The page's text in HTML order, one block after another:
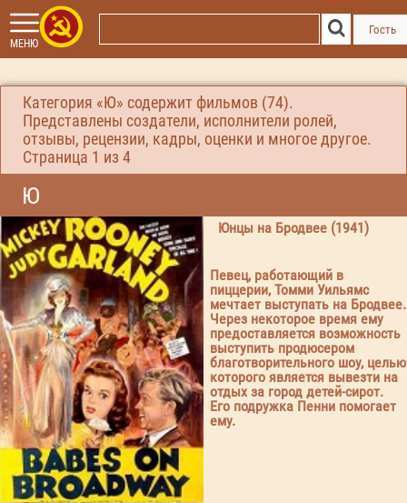
МЕНЮ
Гость
Категория «Ю» содержит фильмов (74).
Представлены создатели, исполнители ролей,
отзывы, рецензии, кадры, оценки и многое другое.
Страница 1 из 4
Ю
Юнцы на Бродвее (1941)
Певец, работающий в
пиццерии, Томми Уильямс
мечтает выступать на Бродвее.
Через некоторое время ему
предоставляется возможность
выступить продюсером
благотворительного шоу, целью
которого является вывезти на
отдых за город детей-сирот.
Его подружка Пенни помогает
ему.